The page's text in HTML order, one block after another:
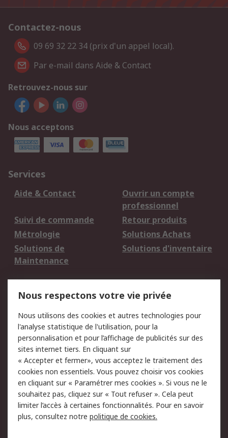
Contactez-nous
09 69 32 22 34 (prix d'un appel local).
Par e-mail dans Aide & Contact
Retrouvez-nous sur
Nous acceptons
Services
Aide & Contact
Ouvrir un compte
professionnel
Suivi de commande
Retour produits
Métrologie
Solutions Achats
Solutions de
Maintenance
Solutions d'inventaire
du site
Politique de protection
des données - Mise à
jour
Sécurité des E-mails
Conditions générales
de vente
Politique anti-
corruption
Campagnes marketing
A propos de RS
Nous respectons votre vie privée
Nous utilisons des cookies et autres technologies pour
l'analyse statistique de l'utilisation, pour la
personnalisation et pour l’affichage de publicités sur des
sites internet tiers. En cliquant sur
« Accepter et fermer», vous acceptez le traitement des
cookies non essentiels. Vous pouvez choisir vos cookies
en cliquant sur « Paramétrer mes cookies ». Si vous ne le
souhaitez pas, cliquez sur « Tout refuser ». Cela peut
limiter l’accès à certaines fonctionnalités. Pour en savoir
plus, consultez notre politique de cookies.